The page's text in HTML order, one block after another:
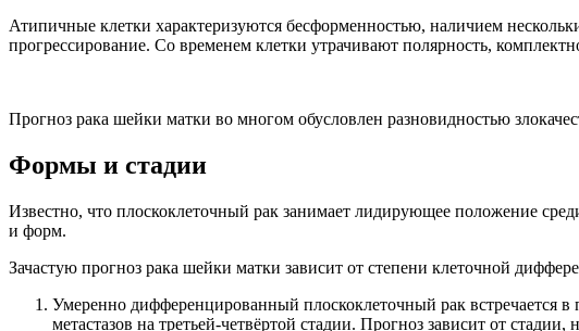
Атипичные клетки характеризуются бесформенностью, наличием
прогрессирование. Со временем клетки утрачивают полярность,
Прогноз рака шейки матки во многом обусловлен разновидностью
Формы и стадии
Известно, что плоскоклеточный рак занимает лидирующее положение
и форм.
Зачастую прогноз рака шейки матки зависит от степени клеточной
Умеренно дифференцированный плоскоклеточный рак встречается в
метастазов на третьей-четвёртой стадии. Прогноз зависит от стадии,